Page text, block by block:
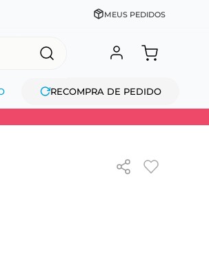
NO PIX OU À VISTA + PARCELAMENTO EM
MEUS PEDIDOS
RECOMPRA DE PEDIDO